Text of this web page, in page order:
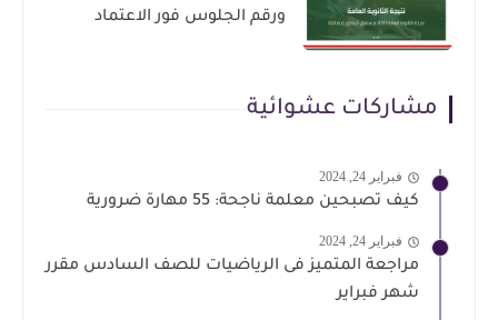
ورقم الجلوس فور الاعتماد
مشاركات عشوائية
فبراير 24, 2024
كيف تصبحين معلمة ناجحة: 55 مهارة ضرورية
فبراير 24, 2024
مراجعة المتميز فى الرياضيات للصف السادس مقرر
شهر فبراير